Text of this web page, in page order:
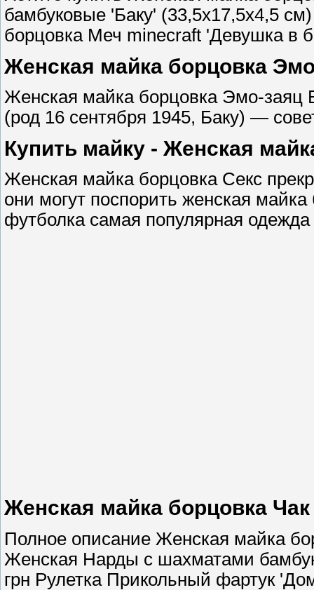
бамбуковые 'Баку' (33,5х17,5х4,5
борцовка Меч minecraft 'Девушка в
Женская майка борцовка
Женская майка борцовка Эмо-заяц
(род 16 сентября 1945, Баку) —
Купить майку - Женская
Женская майка борцовка Секс
они могут поспорить женская
футболка самая популярная
Женская майка борцовка
Полное описание Женская майка
Женская Нарды с шахматами
грн Рулетка Прикольный фартук